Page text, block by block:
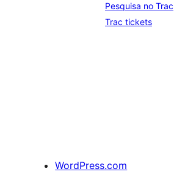
Pesquisa no Trac
Trac tickets
WordPress.com